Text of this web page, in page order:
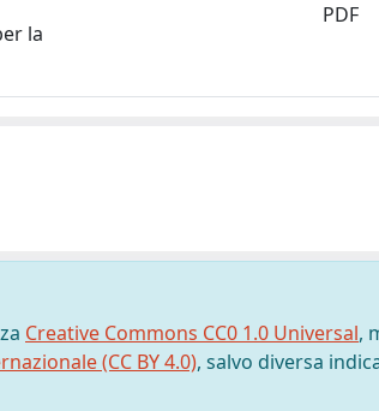
la
PDF
Creative Commons CC0 1.0 Universal,
(CC BY 4.0), salvo diversa